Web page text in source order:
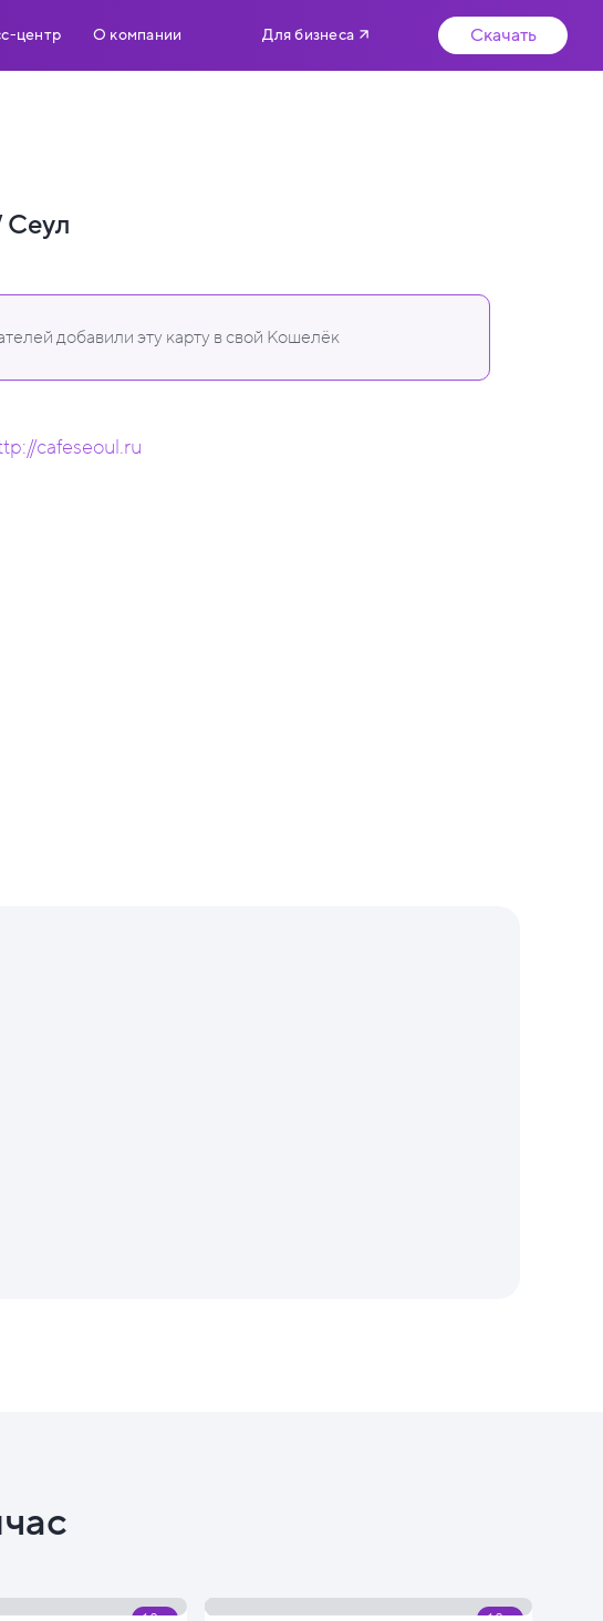
центр О компании Для бизнеса Скачать
Сеул
добавили эту карту в свой Кошелёк
cafeseoul.ru